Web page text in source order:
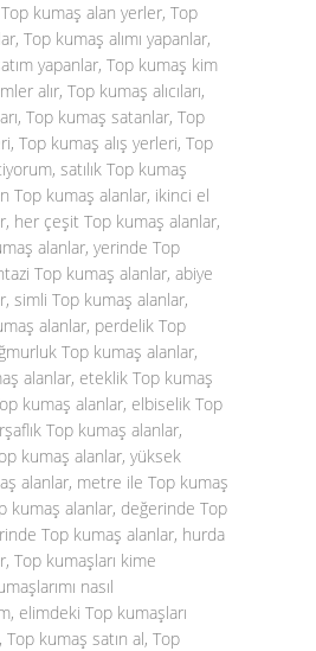
Top kumaş alan yerler, Top
Top kumaş alımı yapanlar,
yapanlar, Top kumaş kim
alır, Top kumaş alıcıları,
Top kumaş satanlar, Top
Top kumaş alış yerleri, Top
satılık Top kumaş
Top kumaş alanlar, ikinci el
her çeşit Top kumaş alanlar,
alanlar, yerinde Top
Top kumaş alanlar, abiye
simli Top kumaş alanlar,
alanlar, perdelik Top
Top kumaş alanlar,
alanlar, eteklik Top kumaş
kumaş alanlar, elbiselik Top
Top kumaş alanlar,
kumaş alanlar, yüksek
alanlar, metre ile Top kumaş
kumaş alanlar, değerinde Top
Top kumaş alanlar, hurda
Top kumaşları kime
nasıl
elimdeki Top kumaşları
kumaş satın al, Top